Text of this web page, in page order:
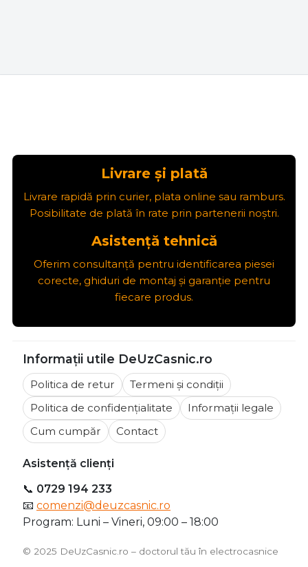
Livrare și plată
Livrare rapidă prin curier, plata online sau ramburs.
Posibilitate de plată în rate prin partenerii noștri.
Asistență tehnică
Oferim consultanță pentru identificarea piesei
corecte, ghiduri de montaj și garanție pentru
fiecare produs.
Informații utile DeUzCasnic.ro
Politica de retur
Termeni și condiții
Politica de confidențialitate
Informații legale
Cum cumpăr
Contact
Asistență clienți
📞 0729 194 233
📧 comenzi@deuzcasnic.ro
Program: Luni – Vineri, 09:00 – 18:00
©️ 2025 DeUzCasnic.ro – doctorul tău în electrocasnice